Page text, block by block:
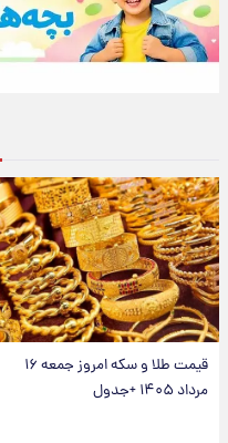
قیمت طلا و سکه امروز جمعه ۱۶
مرداد ۱۴۰۵ +جدول